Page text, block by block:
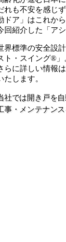
れも不安を感じ
ドア」はこれか
回紹介した「ア
界標準の安全設
ト・スイング®︎」
らに詳しい情報
たします。
社では開き戸を
事・メンテナンス